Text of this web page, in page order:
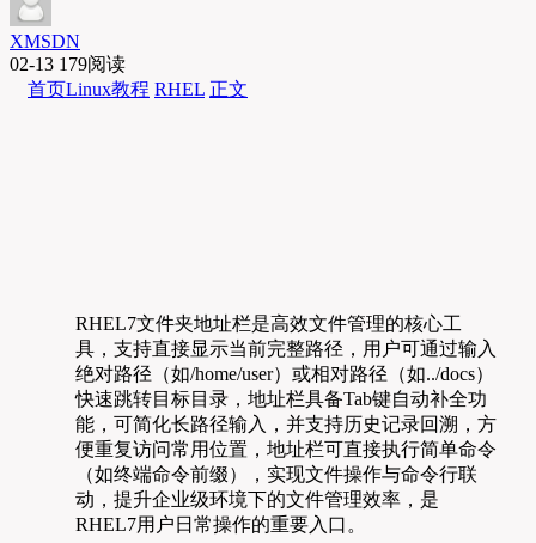
XMSDN
02-13 179阅读
首页Linux教程 RHEL 正文
RHEL7文件夹地址栏是高效文件管理的核心工
具，支持直接显示当前完整路径，用户可通过输入
绝对路径（如/home/user）或相对路径（如../docs）
快速跳转目标目录，地址栏具备Tab键自动补全功
能，可简化长路径输入，并支持历史记录回溯，方
便重复访问常用位置，地址栏可直接执行简单命令
（如终端命令前缀），实现文件操作与命令行联
动，提升企业级环境下的文件管理效率，是
RHEL7用户日常操作的重要入口。